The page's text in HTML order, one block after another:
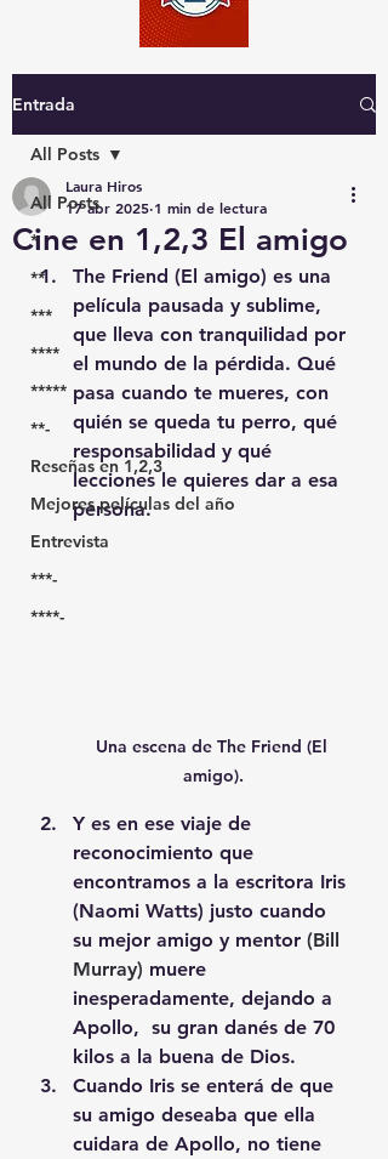
Entrada
All Posts
*
**
***
****
*****
**-
Reseñas en 1,2,3
Mejores películas del año
Entrevista
***-
****-
All Posts
Cine en 1,2,3 El amigo
Laura Hiros
17 abr 2025 1 min de lectura
The Friend (El amigo) es una
película pausada y sublime,
que lleva con tranquilidad por
el mundo de la pérdida. Qué
pasa cuando te mueres, con
quién se queda tu perro, qué
responsabilidad y qué
lecciones le quieres dar a esa
persona.
Una escena de The Friend (El
amigo).
Y es en ese viaje de
reconocimiento que
encontramos a la escritora Iris
(Naomi Watts) justo cuando
su mejor amigo y mentor (Bill
Murray) muere
inesperadamente, dejando a
Apollo,  su gran danés de 70
kilos a la buena de Dios.
Cuando Iris se enterá de que
su amigo deseaba que ella
cuidara de Apollo, no tiene